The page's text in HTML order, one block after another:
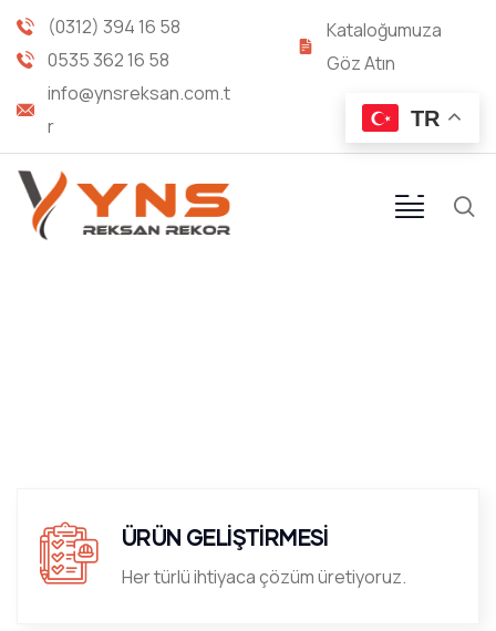
(0312) 394 16 58
0535 362 16 58
info@ynsreksan.com.t
r
Kataloğumuza
Göz Atın
TR
ÜRÜN GELİŞTİRMESİ
Her türlü ihtiyaca çözüm üretiyoruz.